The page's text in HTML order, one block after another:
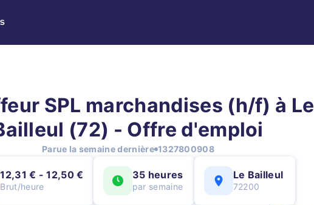
SPL marchandises (h/f) à Le
(72) - Offre d'emploi
Parue la semaine dernière 1327800908
12,31 € - 12,50 €
Brut/heure
35 heures
par semaine
Le Bailleul
72200